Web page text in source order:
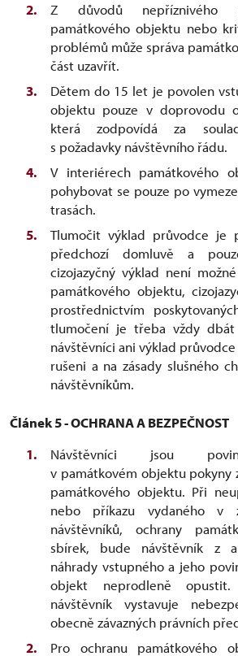
Z důvodů nepříznivého
památkového objektu nebo
problémů může správa
část uzavřít.
Dětem do 15 let je povolen
objektu pouze v doprovodu
která zodpovídá za
s požadavky návštěvního řádu.
V interiérech památkového
pohybovat se pouze po
trasách.
Tlumočit výklad průvodce je
předchozí domluvě a
cizojazyčný výklad není
památkového objektu,
prostřednictvím
tlumočení je třeba vždy
návštěvníci ani výklad
rušeni a na zásady slušného
návštěvníkům.
Článek 5 - OCHRANA A BEZPEČNOST
Návštěvníci jsou
v památkovém objektu pokyny
památkového objektu. Při
nebo příkazu vydaného v
návštěvníků, ochrany
sbírek, bude návštěvník z
náhrady vstupného a jeho
objekt neprodleně
návštěvník vystavuje
obecně závazných právních
Pro ochranu památkového